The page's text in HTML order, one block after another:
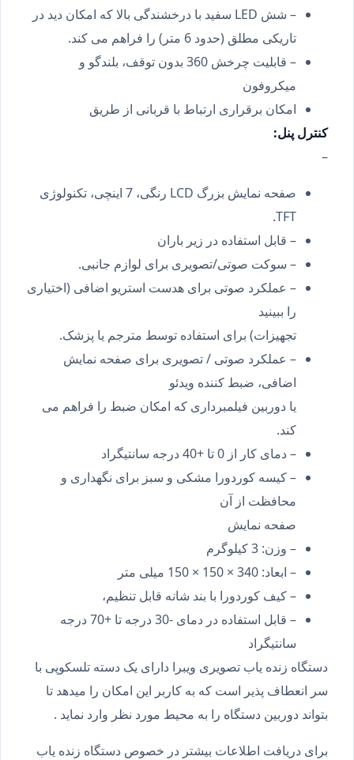
– شش LED سفید با درخشندگی بالا که امکان دید در
تاریکی مطلق (حدود 6 متر) را فراهم می کند.
– قابلیت چرخش 360 بدون توقف، بلندگو و
میکروفون
امکان برقراری ارتباط با قربانی از طریق
کنترل پنل:
–
صفحه نمایش بزرگ LCD رنگی، 7 اینچی، تکنولوژی
TFT.
– قابل استفاده در زیر باران
– سوکت صوتی/تصویری برای لوازم جانبی.
– عملکرد صوتی برای هدست استریو اضافی (اختیاری
را ببینید
تجهیزات) برای استفاده توسط مترجم یا پزشک.
– عملکرد صوتی / تصویری برای صفحه نمایش
اضافی، ضبط کننده ویدئو
یا دوربین فیلمبرداری که امکان ضبط را فراهم می
کند.
– دمای کار از 0 تا +40 درجه سانتیگراد
– کیسه کوردورا مشکی و سبز برای نگهداری و
محافظت از آن
صفحه نمایش
– وزن: 3 کیلوگرم
– ابعاد: 340 × 150 × 150 میلی متر
– کیف کوردورا با بند شانه قابل تنظیم،
– قابل استفاده در دمای -30 درجه تا +70 درجه
سانتیگراد
دستگاه زنده یاب تصویری ویبرا دارای یک دسته تلسکوپی با
سر انعطاف پذیر است که به کاربر این امکان را میدهد تا
بتواند دوربین دستگاه را به محیط مورد نظر وارد نماید .
برای دریافت اطلاعات بیشتر در خصوص دستگاه زنده یاب